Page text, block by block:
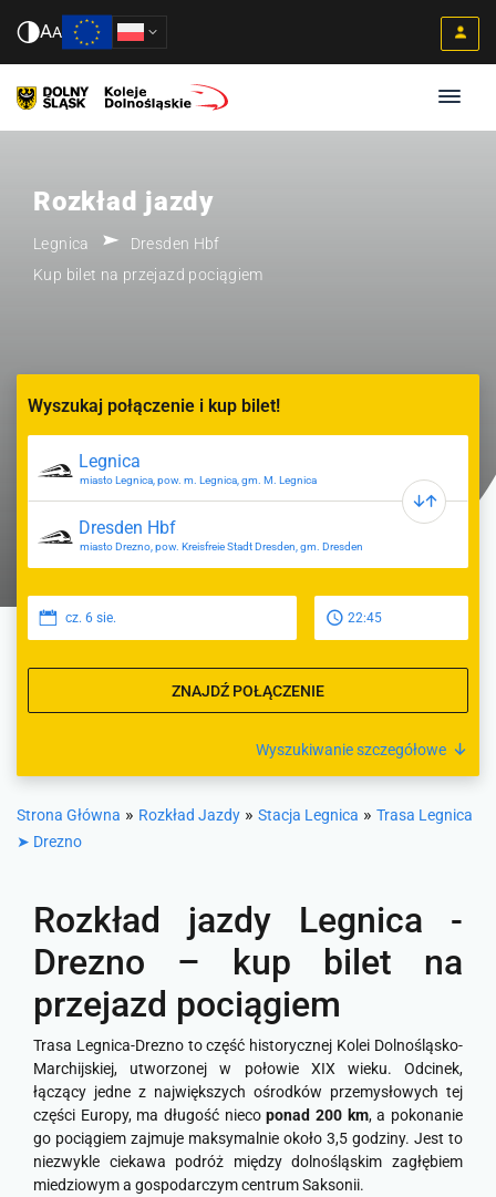
AA
Rozkład jazdy
Legnica
Dresden Hbf
Kup bilet na przejazd pociągiem
Wyszukaj połączenie i kup bilet!
miasto Legnica, pow. m. Legnica, gm. M. Legnica
miasto Drezno, pow. Kreisfreie Stadt Dresden, gm. Dresden
cz. 6 sie. 22:45
ZNAJDŹ POŁĄCZENIE
Wyszukiwanie szczegółowe
Strona Główna » Rozkład Jazdy » Stacja Legnica » Trasa Legnica
➤ Drezno
Rozkład jazdy Legnica -
Drezno – kup bilet na
przejazd pociągiem
Trasa Legnica-Drezno to część historycznej Kolei Dolnośląsko-
Marchijskiej, utworzonej w połowie XIX wieku. Odcinek,
łączący jedne z największych ośrodków przemysłowych tej
części Europy, ma długość niecoponad 200 km, a pokonanie
go pociągiem zajmuje maksymalnie około 3,5 godziny. Jest to
niezwykle ciekawa podróż między dolnośląskim zagłębiem
miedziowym a gospodarczym centrum Saksonii.